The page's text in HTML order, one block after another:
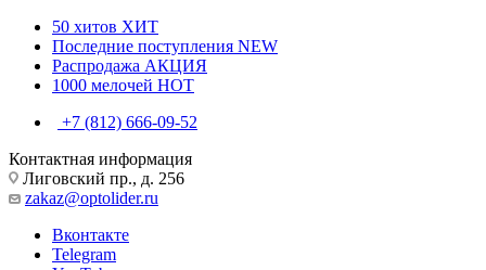
50 хитов ХИТ
Последние поступления NEW
Распродажа АКЦИЯ
1000 мелочей HOT
+7 (812) 666-09-52
Контактная информация
Лиговский пр., д. 256
zakaz@optolider.ru
Вконтакте
Telegram